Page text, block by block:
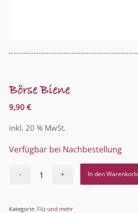
Börse Biene
9,90 €
inkl. 20 % MwSt.
Verfügbar bei Nachbestellung
In den Warenkorb
Kategorie: Filz und mehr